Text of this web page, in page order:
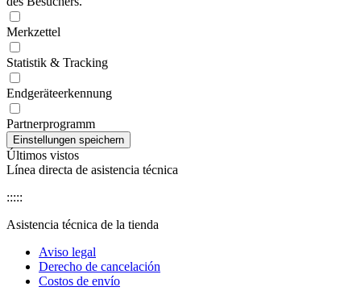
Merkzettel
Statistik & Tracking
Endgeräteerkennung
Partnerprogramm
Últimos vistos
Línea directa de asistencia técnica
:::::
Asistencia técnica de la tienda
Aviso legal
Derecho de cancelación
Costos de envío